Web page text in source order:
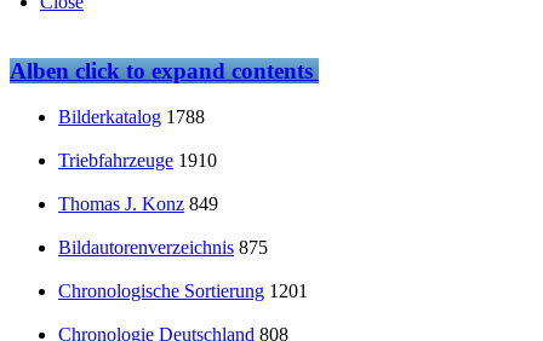
Albenclick to expand contents
Bilderkatalog 1788
Triebfahrzeuge 1910
Thomas J. Konz 849
Bildautorenverzeichnis 875
Chronologische Sortierung 1201
Chronologie Deutschland 808